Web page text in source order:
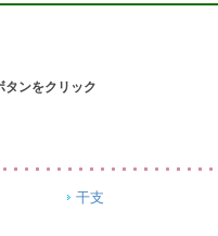
タンをクリック
干支